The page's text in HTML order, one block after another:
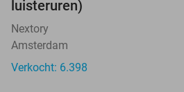
luisteruren)
Nextory
Amsterdam
Verkocht: 6.398